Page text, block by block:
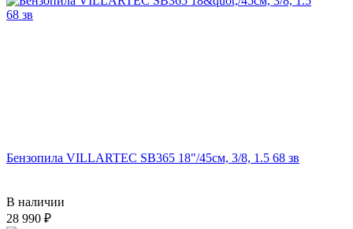
Бензопила VILLARTEC SB365 18"/45см, 3/8, 1.5 68 зв
В наличии
28 990